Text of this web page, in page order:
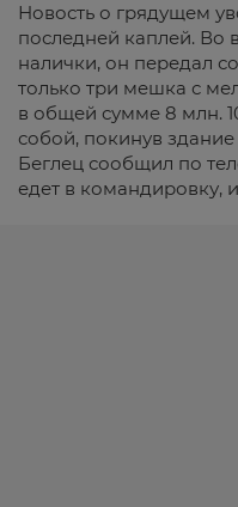
Новость о грядущем
последней каплей. Во
налички, он передал
только три мешка с
в общей сумме 8 млн.
собой, покинув
Беглец сообщил по
едет в командировку,